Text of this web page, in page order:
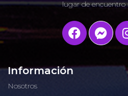
lugar de
Información
Nosotros